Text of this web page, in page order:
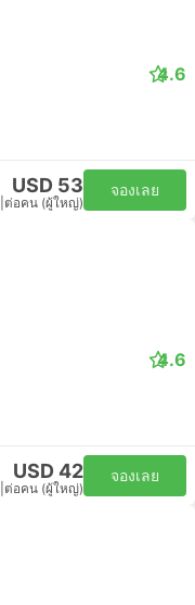
4.6
USD 53
ต่อคน (ผู้ใหญ่)
จองเลย
4.6
USD 42
ต่อคน (ผู้ใหญ่)
จองเลย